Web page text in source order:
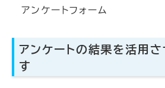
アンケートフォーム
アンケートの結果を活用
す